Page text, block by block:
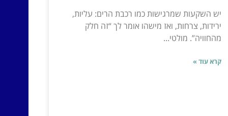
יש השקעות שמרגישות כמו רכבת הרים: עליות,
ירידות, צרחות, ואז מישהו אומר לך “זה חלק
מהחוויה”. מולטי...
קרא עוד »